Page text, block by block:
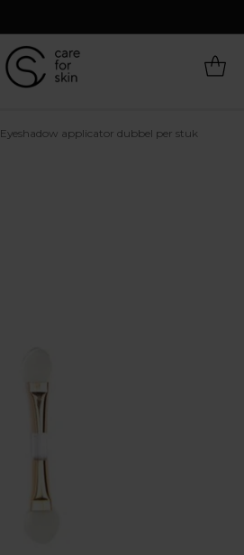
Eyeshadow applicator dubbel per stuk